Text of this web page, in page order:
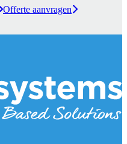
Offerte aanvragen